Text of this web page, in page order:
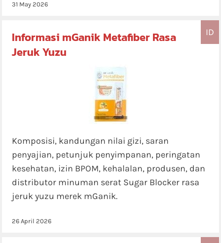
31 May 2026
ID
Informasi mGanik Metafiber Rasa
Jeruk Yuzu
Komposisi, kandungan nilai gizi, saran
penyajian, petunjuk penyimpanan, peringatan
kesehatan, izin BPOM, kehalalan, produsen, dan
distributor minuman serat Sugar Blocker rasa
jeruk yuzu merek mGanik.
26 April 2026